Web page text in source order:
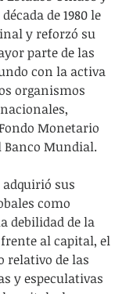
de 1980 le
y reforzó su
parte de las
con la activa
organismos
Monetario
Mundial.
sus
como
debilidad de la
al capital, el
relativo de las
y especulativas